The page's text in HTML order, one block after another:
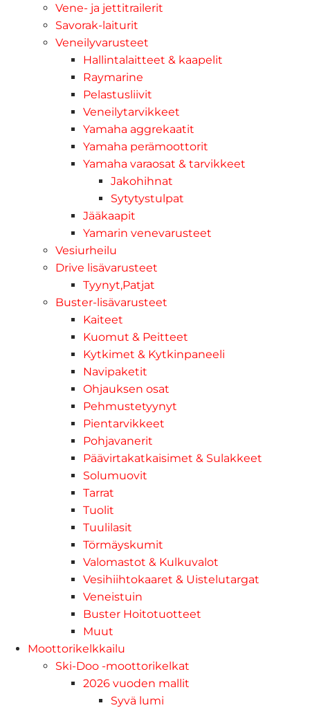
Vene- ja jettitrailerit
Savorak-laiturit
Veneilyvarusteet
Hallintalaitteet & kaapelit
Raymarine
Pelastusliivit
Veneilytarvikkeet
Yamaha aggrekaatit
Yamaha perämoottorit
Yamaha varaosat & tarvikkeet
Jakohihnat
Sytytystulpat
Jääkaapit
Yamarin venevarusteet
Vesiurheilu
Drive lisävarusteet
Tyynyt,Patjat
Buster-lisävarusteet
Kaiteet
Kuomut & Peitteet
Kytkimet & Kytkinpaneeli
Navipaketit
Ohjauksen osat
Pehmustetyynyt
Pientarvikkeet
Pohjavanerit
Päävirtakatkaisimet & Sulakkeet
Solumuovit
Tarrat
Tuolit
Tuulilasit
Törmäyskumit
Valomastot & Kulkuvalot
Vesihiihtokaaret & Uistelutargat
Veneistuin
Buster Hoitotuotteet
Muut
Moottorikelkkailu
Ski-Doo -moottorikelkat
2026 vuoden mallit
Syvä lumi